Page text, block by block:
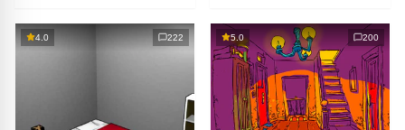
их, чтобы выйти. Выход из
одной комнаты является
смекалки попробуйте решить
все, приготовленные авторами
для вас, головоломки и найти
выход на свободу.
Внимательно осмотрите
помещение, возможно вы
сможете найти какие-нибудь
подсказки. Желаем удачи!
4.0 222 5.0 200